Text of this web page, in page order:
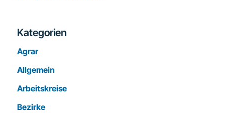
Kategorien
Agrar
Allgemein
Arbeitskreise
Bezirke